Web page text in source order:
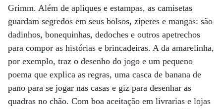
Grimm. Além de apliques e estampas, as camisetas
guardam segredos em seus bolsos, zíperes e mangas: são
dadinhos, bonequinhas, dedoches e outros apetrechos
para compor as histórias e brincadeiras. A da amarelinha,
por exemplo, traz o desenho do jogo e um pequeno
poema que explica as regras, uma casca de banana de
pano para se jogar nas casas e giz para desenhar as
quadras no chão. Com boa aceitação em livrarias e lojas